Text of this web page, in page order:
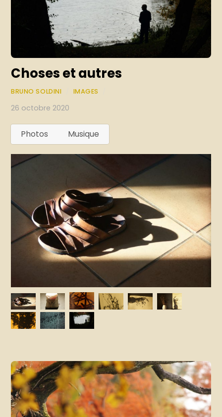
Choses et autres
BRUNO SOLDINI IMAGES
26 octobre 2020
Photos Musique